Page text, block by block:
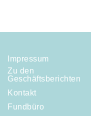
Impressum
Zu den
Geschäftsberichten
Kontakt
Fundbüro